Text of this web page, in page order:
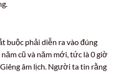
buộc phải diễn ra vào đúng
cũ và năm mới, tức là 0 giờ
âm lịch. Người ta tin rằng